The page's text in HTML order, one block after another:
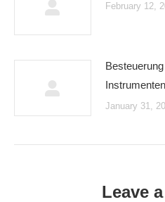
February 12,
Instrumenten
January 31,
Leave